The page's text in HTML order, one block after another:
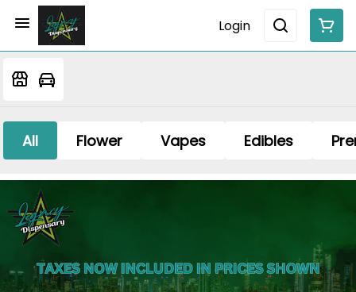
Login
All Flower Vapes Edibles